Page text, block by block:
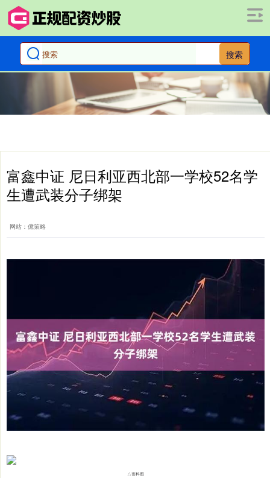
搜索
富鑫中证 尼日利亚西北部一学校52名学
生遭武装分子绑架
网站：億策略
△资料图